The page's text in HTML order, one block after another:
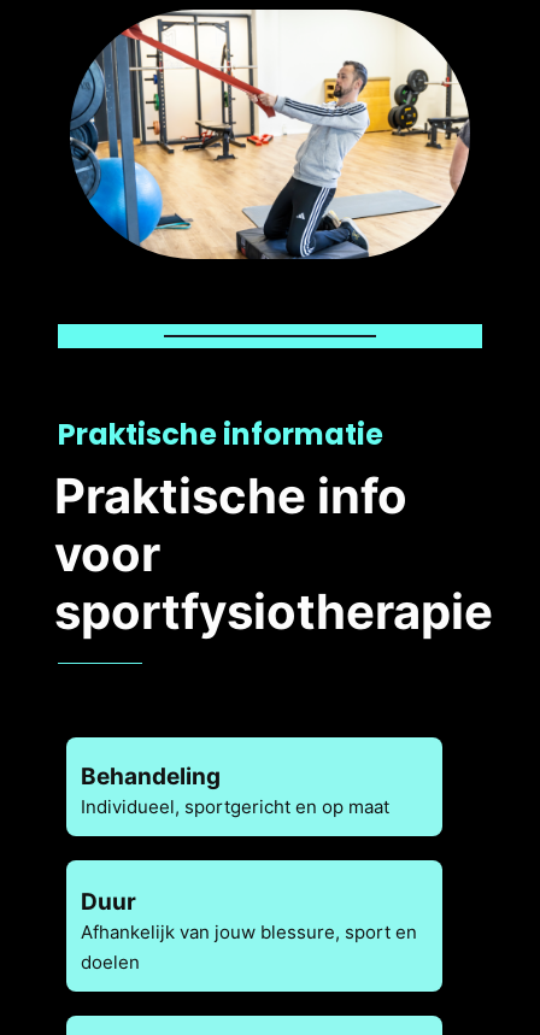
Praktische informatie
Praktische info
voor
sportfysiotherapie
Behandeling
Individueel, sportgericht en op maat
Duur
Afhankelijk van jouw blessure, sport en
doelen